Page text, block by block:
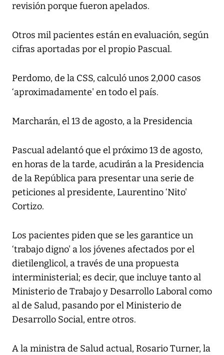
revisión porque fueron apelados.
Otros mil pacientes están en evaluación, según
cifras aportadas por el propio Pascual.
Perdomo, de la CSS, calculó unos 2,000 casos
‘aproximadamente' en todo el país.
Marcharán, el 13 de agosto, a la Presidencia
Pascual adelantó que el próximo 13 de agosto,
en horas de la tarde, acudirán a la Presidencia
de la República para presentar una serie de
peticiones al presidente, Laurentino ‘Nito'
Cortizo.
Los pacientes piden que se les garantice un
‘trabajo digno' a los jóvenes afectados por el
dietilenglicol, a través de una propuesta
interministerial; es decir, que incluye tanto al
Ministerio de Trabajo y Desarrollo Laboral como
al de Salud, pasando por el Ministerio de
Desarrollo Social, entre otros.
A la ministra de Salud actual, Rosario Turner, la